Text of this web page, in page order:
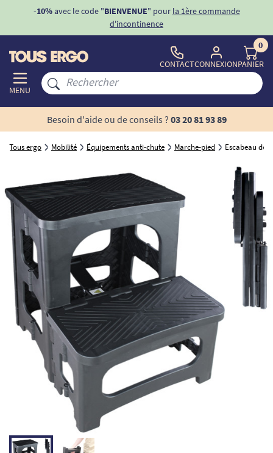
-10%avec le code "BIENVENUE" pour la 1ère commande
d'incontinence
MENU
CONTACTCONNEXION
0
PANIER
Besoin d'aide ou de conseils ? 03 20 81 93 89
Tous ergo Mobilité Équipements anti-chute Marche-pied Escabeau